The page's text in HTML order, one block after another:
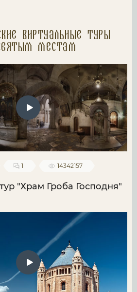
Виртуальные туры
местам
1 14342157
"Храм Гроба Господня"